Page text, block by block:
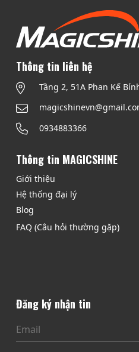
Thông tin liên hệ
Tầng 2, 51A Phan Kế
0934883366
Thông tin MAGICSHINE
Giới thiệu
Hệ thống đại lý
Blog
FAQ (Câu hỏi thường gặp)
Đăng ký nhận tin